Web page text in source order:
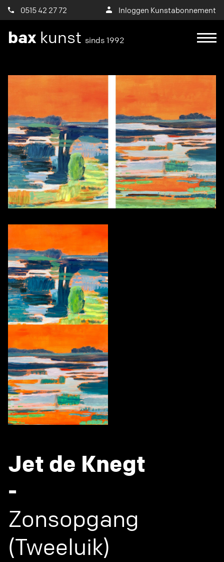
0515 42 27 72 Inloggen Kunstabonnement
bax kunst sinds 1992
Jet de Knegt
-
Zonsopgang
(Tweeluik)